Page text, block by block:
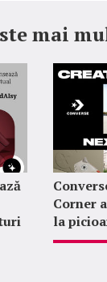
mai
Corner
la